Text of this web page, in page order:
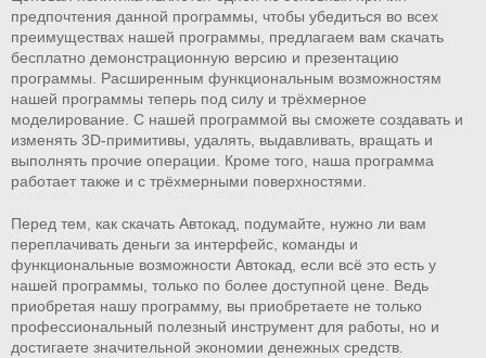
предпочтения данной программы, чтобы убедиться во всех
преимуществах нашей программы, предлагаем вам скачать
бесплатно демонстрационную версию и презентацию
программы. Расширенным функциональным возможностям
нашей программы теперь под силу и трёхмерное
моделирование. С нашей программой вы сможете создавать и
изменять 3D-примитивы, удалять, выдавливать, вращать и
выполнять прочие операции. Кроме того, наша программа
работает также и с трёхмерными поверхностями.
Перед тем, как скачать Автокад, подумайте, нужно ли вам
переплачивать деньги за интерфейс, команды и
функциональные возможности Автокад, если всё это есть у
нашей программы, только по более доступной цене. Ведь
приобретая нашу программу, вы приобретаете не только
профессиональный полезный инструмент для работы, но и
достигаете значительной экономии денежных средств.